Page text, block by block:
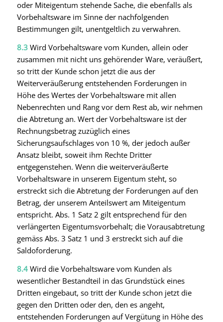
oder Miteigentum stehende Sache, die ebenfalls als
Vorbehaltsware im Sinne der nachfolgenden
Bestimmungen gilt, unentgeltlich zu verwahren.
8.3Wird Vorbehaltsware vom Kunden, allein oder
zusammen mit nicht uns gehörender Ware, veräußert,
so tritt der Kunde schon jetzt die aus der
Weiterveräußerung entstehenden Forderungen in
Höhe des Wertes der Vorbehaltsware mit allen
Nebenrechten und Rang vor dem Rest ab, wir nehmen
die Abtretung an. Wert der Vorbehaltsware ist der
Rechnungsbetrag zuzüglich eines
Sicherungsaufschlages von 10 %, der jedoch außer
Ansatz bleibt, soweit ihm Rechte Dritter
entgegenstehen. Wenn die weiterveräußerte
Vorbehaltsware in unserem Eigentum steht, so
erstreckt sich die Abtretung der Forderungen auf den
Betrag, der unserem Anteilswert am Miteigentum
entspricht. Abs. 1 Satz 2 gilt entsprechend für den
verlängerten Eigentumsvorbehalt; die Vorausabtretung
gemäss Abs. 3 Satz 1 und 3 erstreckt sich auf die
Saldoforderung.
8.4Wird die Vorbehaltsware vom Kunden als
wesentlicher Bestandteil in das Grundstück eines
Dritten eingebaut, so tritt der Kunde schon jetzt die
gegen den Dritten oder den, den es angeht,
entstehenden Forderungen auf Vergütung in Höhe des